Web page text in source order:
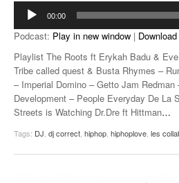
Lecteur
audio
00:00
Podcast: Play in new window | Download
Playlist The Roots ft Erykah Badu &
Tribe called quest & Busta Rhymes –
– Imperial Domino – Getto Jam
Development – People Everyday De La
Streets is Watching Dr.Dre ft Hittman…
Tags: DJ dj correct hiphop hiphoplove les